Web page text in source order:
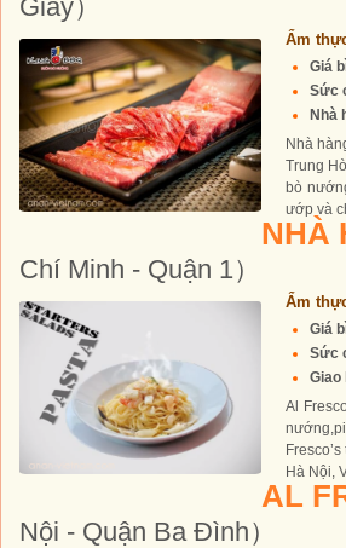
Giấy）
Ẩm
Giá
Sức
Nhà
Nhà
Trung
bò
ướp và
NHÀ
Chí Minh - Quận 1）
Ẩm
Giá
Sức
Giao
Al
Hà Nội,
AL
Nội - Quận Ba Đình）